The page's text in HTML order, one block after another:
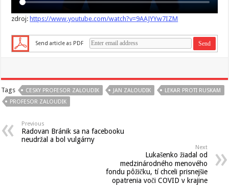
zdroj: https://www.youtube.com/watch?v=9AAJYYw7IZM
Send article as PDF
Tags CESKY PROFESOR ZALOUDIK JAN ZALOUDIK
LEKAR PROTI RUSKAM
PROFESOR ZALOUDIK
Previous
Radovan Bránik sa na facebooku
neudržal a bol vulgárny
Next
Lukašenko žiadal od
medzinárodného menového
fondu pôžičku, tí chceli prisnejšie
opatrenia voči COVID v krajine